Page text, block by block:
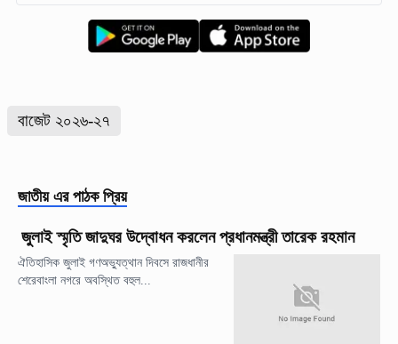
বাজেট ২০২৬-২৭
জাতীয় এর পাঠক প্রিয়
জুলাই স্মৃতি জাদুঘর উদ্বোধন করলেন প্রধানমন্ত্রী তারেক রহমান
ঐতিহাসিক জুলাই গণঅভ্যুত্থান দিবসে রাজধানীর
শেরেবাংলা নগরে অবস্থিত বহুল...